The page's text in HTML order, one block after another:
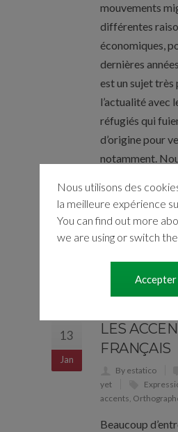
mouvements
différentes
économiques,
dernières
est un sujet très
l’actualité avec
réfugiés qui
d’origine pour
notamment.
activités sur
première
13
Jan
LES
FRANÇAIS
By estatico
yet
accents,
Beaucoup
Nous utilisons des
la meilleure expérience
You can find out more
we are using or switch
Accepter